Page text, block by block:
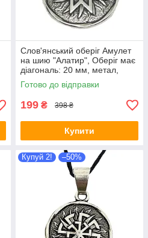
Слов'янський оберіг Амулет
на шию "Алатир", Оберіг має
діагональ: 20 мм, метал,
амулет
Готово до відправки
199 ₴ 398 ₴
Купити
Купуй 2! –50%